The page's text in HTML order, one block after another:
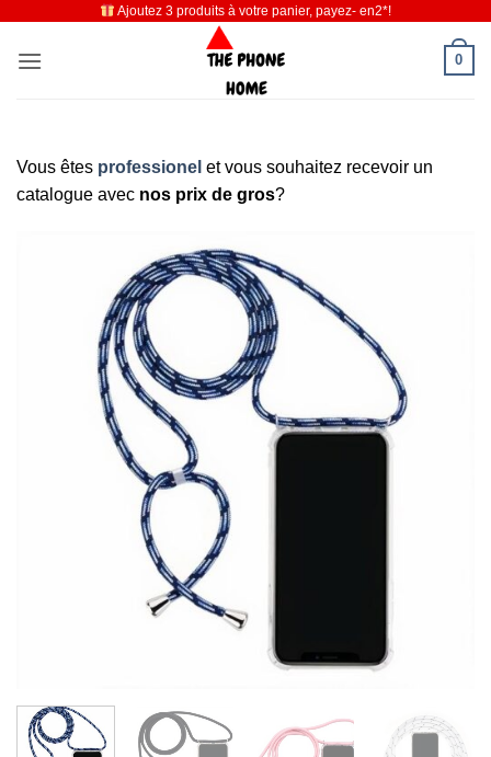
contenu
Ajoutez 3 produits à votre panier, payez- en2*!
0
Vous êtes professionel et vous souhaitez recevoir un
catalogue avec nos prix de gros?